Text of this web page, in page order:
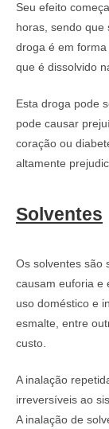
Seu efeito
horas, sendo que
droga é em
que é dissolvido
Esta droga pode
pode causar
coração ou
altamente
Solventes
Os solventes são
causam euforia e
uso doméstico e
esmalte, entre
custo.
A inalação
irreversíveis ao
A inalação de